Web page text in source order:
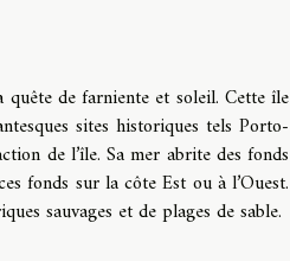
de farniente et soleil. Cette île
sites historiques tels Porto-
de l’île. Sa mer abrite des fonds
fonds sur la côte Est ou à l’Ouest.
sauvages et de plages de sable.